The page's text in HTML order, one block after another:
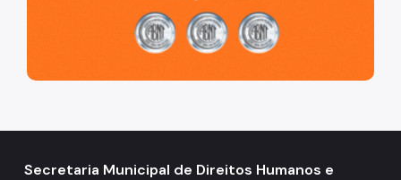
Proteção de Dados Pessoais e Privacidade
Secretaria Municipal de Direitos Humanos e